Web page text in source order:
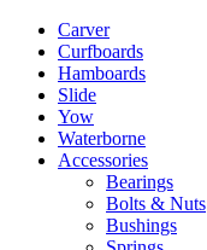
Carver
Curfboards
Hamboards
Slide
Yow
Waterborne
Accessories
Bearings
Bolts & Nuts
Bushings